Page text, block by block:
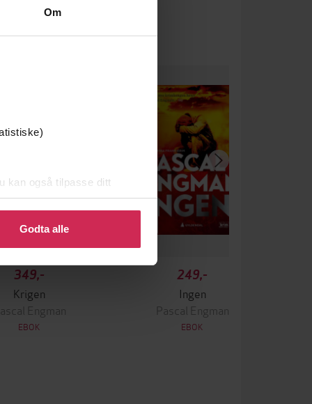
Om
kan også tilpasse ditt
eller endre ditt samtykke.
Godta alle
349,-
Krigen
Engman
EBOK
249,-
Ingen
Pascal Engman
EBOK